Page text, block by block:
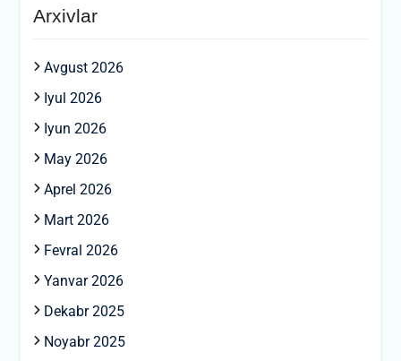
Arxivlar
Avgust 2026
Iyul 2026
Iyun 2026
May 2026
Aprel 2026
Mart 2026
Fevral 2026
Yanvar 2026
Dekabr 2025
Noyabr 2025